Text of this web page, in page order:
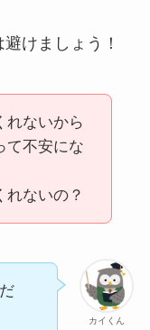
けましょう！
れないから
て不安にな
れないの？
カイくん